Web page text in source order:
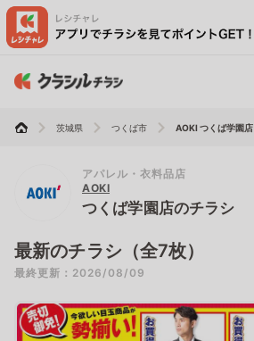
茨城県 つくば市 AOKI つくば学園店
アパレル・衣料品店
AOKI
つくば学園店のチラシ
最新のチラシ（全7枚）
最終更新：2026/08/09